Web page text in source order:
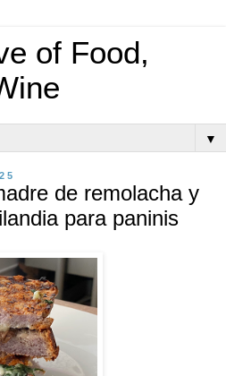
of Food,
▼
de remolacha y
para paninis